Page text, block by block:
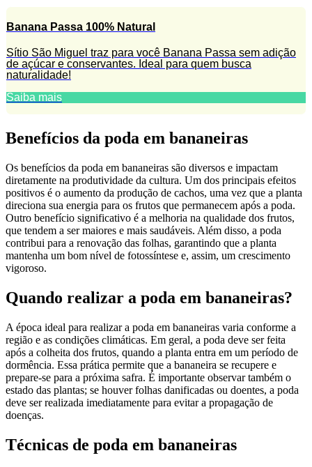
Banana Passa 100% Natural
Sítio São Miguel traz para você Banana Passa sem adição
de açúcar e conservantes. Ideal para quem busca
naturalidade!
Saiba mais
Benefícios da poda em bananeiras
Os benefícios da poda em bananeiras são diversos e impactam
diretamente na produtividade da cultura. Um dos principais efeitos
positivos é o aumento da produção de cachos, uma vez que a planta
direciona sua energia para os frutos que permanecem após a poda.
Outro benefício significativo é a melhoria na qualidade dos frutos,
que tendem a ser maiores e mais saudáveis. Além disso, a poda
contribui para a renovação das folhas, garantindo que a planta
mantenha um bom nível de fotossíntese e, assim, um crescimento
vigoroso.
Quando realizar a poda em bananeiras?
A época ideal para realizar a poda em bananeiras varia conforme a
região e as condições climáticas. Em geral, a poda deve ser feita
após a colheita dos frutos, quando a planta entra em um período de
dormência. Essa prática permite que a bananeira se recupere e
prepare-se para a próxima safra. É importante observar também o
estado das plantas; se houver folhas danificadas ou doentes, a poda
deve ser realizada imediatamente para evitar a propagação de
doenças.
Técnicas de poda em bananeiras